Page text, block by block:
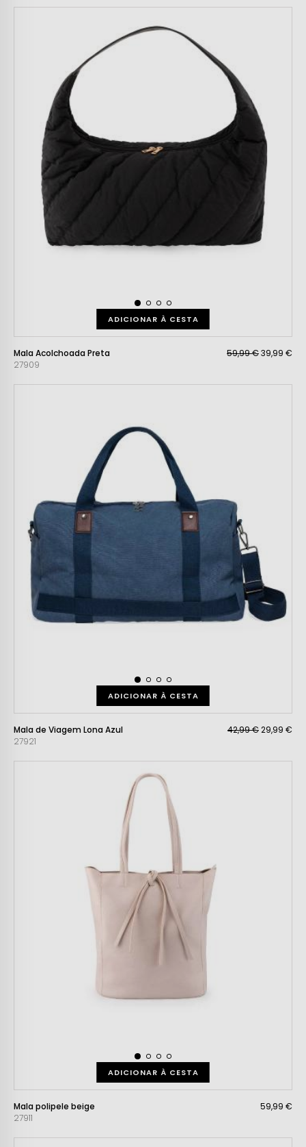
ADICIONAR À CESTA
Mala Acolchoada Preta
27909
59,99 €39,99 €
ADICIONAR À CESTA
Mala de Viagem Lona Azul
27921
42,99 €29,99 €
ADICIONAR À CESTA
Mala polipele beige
27911
59,99 €